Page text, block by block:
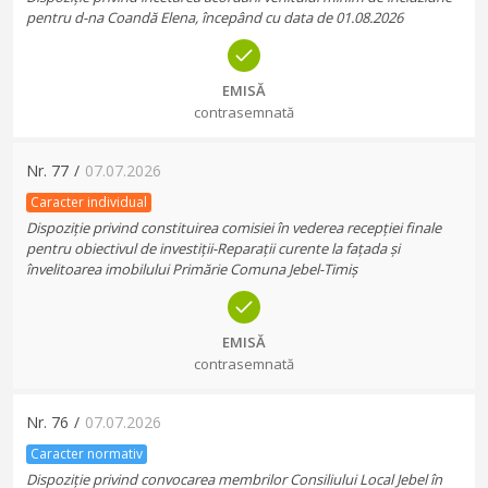
pentru d-na Coandă Elena, începând cu data de 01.08.2026
EMISĂ
contrasemnată
Nr. 77 / 07.07.2026
Caracter individual
Dispoziție privind constituirea comisiei în vederea recepției finale
pentru obiectivul de investiții-Reparații curente la fațada și
învelitoarea imobilului Primărie Comuna Jebel-Timiș
EMISĂ
contrasemnată
Nr. 76 / 07.07.2026
Caracter normativ
Dispoziție privind convocarea membrilor Consiliului Local Jebel în